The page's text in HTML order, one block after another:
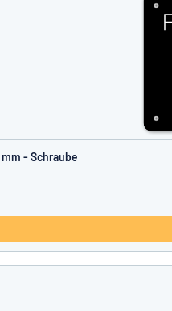
- Schraube